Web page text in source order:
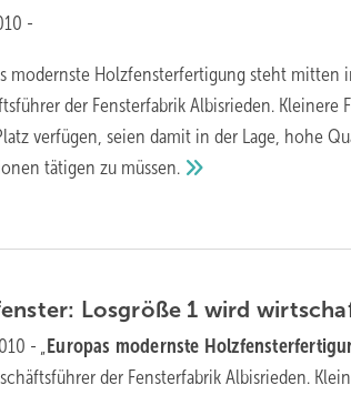
-
modernste Holzfensterfertigung steht mitten
der Fensterfabrik Albisrieden.
verfügen, seien damit in der Lage, hohe
tätigen zu müssen.
Losgröße 1 wird
- Europas modernste
der Fensterfabrik Albisrieden.